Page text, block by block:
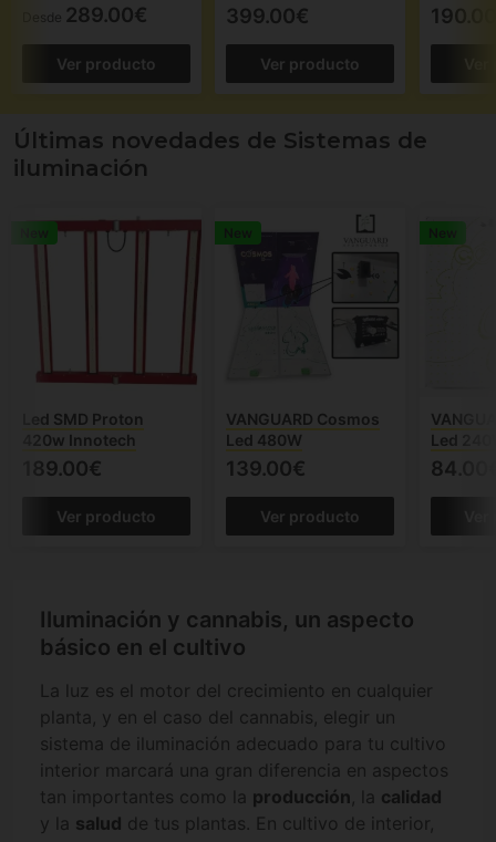
Desde 289.00€
Ver producto
399.00€
Ver producto
Últimas novedades de Sistemas de
iluminación
New
Led SMD Proton
420w Innotech
189.00€
Ver producto
New
VANGUARD Cosmos
Led 480W
139.00€
Ver producto
New
Led
Iluminación y cannabis, un aspecto
básico en el cultivo
La luz es el motor del crecimiento en cualquier
planta, y en el caso del cannabis, elegir un
sistema de iluminación adecuado para tu cultivo
interior marcará una gran diferencia en aspectos
tan importantes como la producción , la calidad
y la salud de tus plantas. En cultivo de interior,